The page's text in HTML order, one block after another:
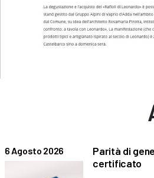
6 Agosto 2026
Parità di
certificato